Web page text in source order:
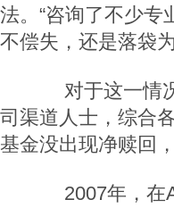
法。“咨询了不少
不偿失，还是落袋
对于这一情况
司渠道人士，综合
基金没出现净赎回
2007年，在A